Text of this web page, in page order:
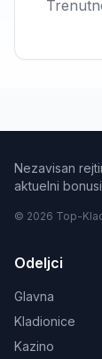
Nezavisan
aktuelni
© 2026 Top-
Odeljci
Glavna
Kladionice
Kazino